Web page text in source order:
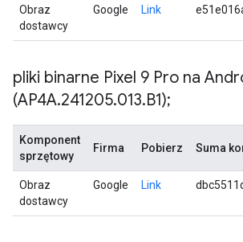
Obraz
dostawcy
Google Link
pliki binarne Pixel 9 Pro na
(AP4A.241205.013.B1);
Komponent
sprzętowy
Firma Pobierz Suma
Obraz
dostawcy
Google Link